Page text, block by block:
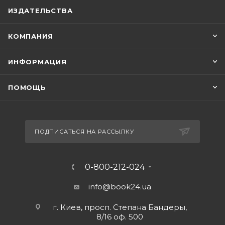
ИЗДАТЕЛЬСТВА
КОМПАНИЯ
ИНФОРМАЦИЯ
ПОМОЩЬ
ПОДПИСАТЬСЯ НА РАССЫЛКУ
0-800-212-024
info@book24.ua
г. Киев, просп. Степана Бандеры,
8/16 оф. 500